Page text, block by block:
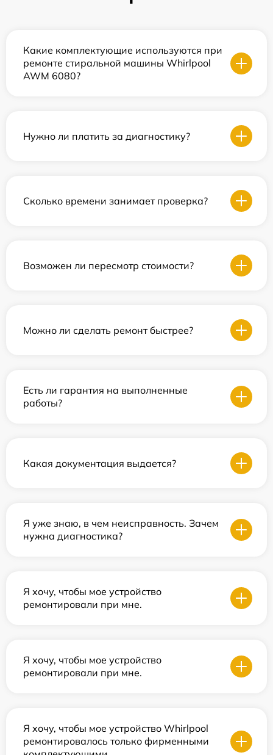
Какие комплектующие используются при
ремонте стиральной машины Whirlpool
AWM 6080?
Нужно ли платить за диагностику?
Сколько времени занимает проверка?
Возможен ли пересмотр стоимости?
Можно ли сделать ремонт быстрее?
Есть ли гарантия на выполненные
работы?
Какая документация выдается?
Я уже знаю, в чем неисправность. Зачем
нужна диагностика?
Я хочу, чтобы мое устройство
ремонтировали при мне.
Я хочу, чтобы мое устройство
ремонтировали при мне.
Я хочу, чтобы мое устройство Whirlpool
ремонтировалось только фирменными